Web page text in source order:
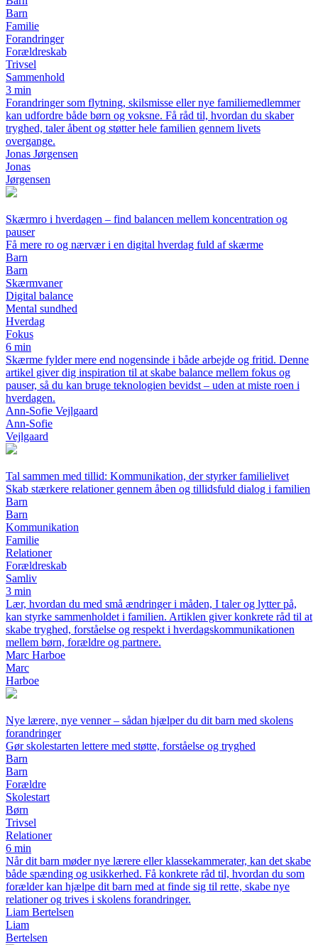
Barn
Familie
Forandringer
Forældreskab
Trivsel
Sammenhold
3 min
Forandringer som flytning, skilsmisse eller nye familiemedlemmer
kan udfordre både børn og voksne. Få råd til, hvordan du skaber
tryghed, taler åbent og støtter hele familien gennem livets
overgange.
Jonas Jørgensen
Jonas
Jørgensen
Skærmro i hverdagen – find balancen mellem koncentration og
pauser
Få mere ro og nærvær i en digital hverdag fuld af skærme
Barn
Barn
Skærmvaner
Digital balance
Mental sundhed
Hverdag
Fokus
6 min
Skærme fylder mere end nogensinde i både arbejde og fritid. Denne
artikel giver dig inspiration til at skabe balance mellem fokus og
pauser, så du kan bruge teknologien bevidst – uden at miste roen i
hverdagen.
Ann-Sofie Vejlgaard
Ann-Sofie
Vejlgaard
Tal sammen med tillid: Kommunikation, der styrker familielivet
Skab stærkere relationer gennem åben og tillidsfuld dialog i familien
Barn
Barn
Kommunikation
Familie
Relationer
Forældreskab
Samliv
3 min
Lær, hvordan du med små ændringer i måden, I taler og lytter på,
kan styrke sammenholdet i familien. Artiklen giver konkrete råd til at
skabe tryghed, forståelse og respekt i hverdagskommunikationen
mellem børn, forældre og partnere.
Marc Harboe
Marc
Harboe
Nye lærere, nye venner – sådan hjælper du dit barn med skolens
forandringer
Gør skolestarten lettere med støtte, forståelse og tryghed
Barn
Barn
Forældre
Skolestart
Børn
Trivsel
Relationer
6 min
Når dit barn møder nye lærere eller klassekammerater, kan det skabe
både spænding og usikkerhed. Få konkrete råd til, hvordan du som
forælder kan hjælpe dit barn med at finde sig til rette, skabe nye
relationer og trives i skolens forandringer.
Liam Bertelsen
Liam
Bertelsen